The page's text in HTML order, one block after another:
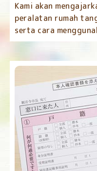
Kami akan
peralatan rumah
serta cara